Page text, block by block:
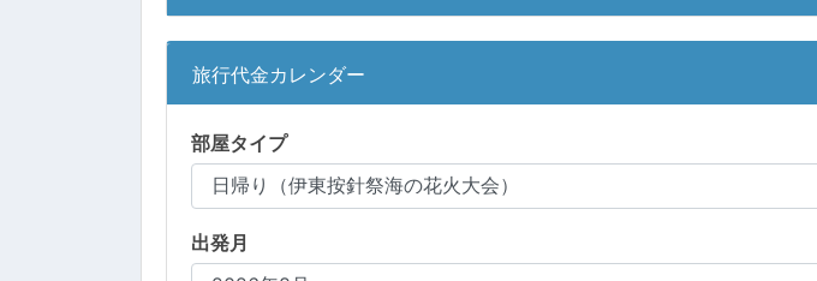
旅行代金カレンダー
部屋タイプ
出発月